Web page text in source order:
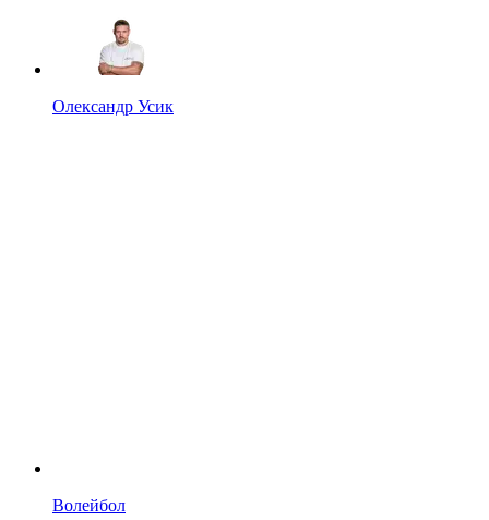
Олександр Усик
Волейбол